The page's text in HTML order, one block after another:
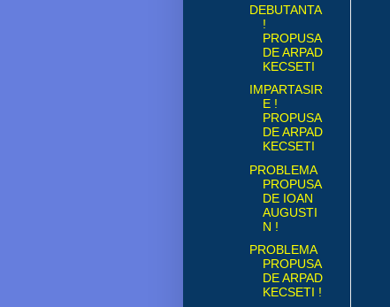
DEBUTANTA
!
PROPUSA
DE ARPAD
KECSETI
IMPARTASIR
E !
PROPUSA
DE ARPAD
KECSETI
PROBLEMA
PROPUSA
DE IOAN
AUGUSTI
N !
PROBLEMA
PROPUSA
DE ARPAD
KECSETI !